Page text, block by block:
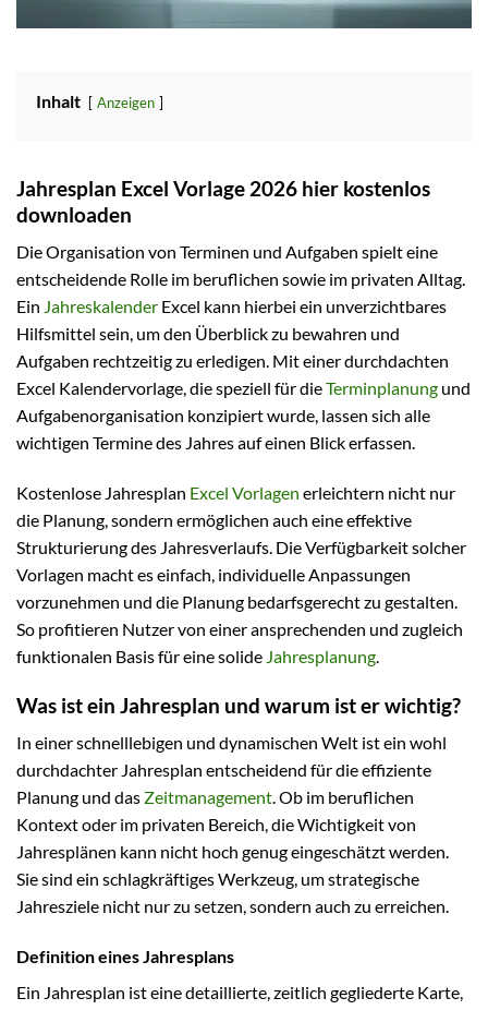
Inhalt Anzeigen
Jahresplan Excel Vorlage 2026 hier kostenlos
downloaden
Die Organisation von Terminen und Aufgaben spielt eine
entscheidende Rolle im beruflichen sowie im privaten Alltag.
Ein Jahreskalender Excel kann hierbei ein unverzichtbares
Hilfsmittel sein, um den Überblick zu bewahren und
Aufgaben rechtzeitig zu erledigen. Mit einer durchdachten
Excel Kalendervorlage, die speziell für dieTerminplanung und
Aufgabenorganisation konzipiert wurde, lassen sich alle
wichtigen Termine des Jahres auf einen Blick erfassen.
Kostenlose Jahresplan Excel Vorlagen erleichtern nicht nur
die Planung, sondern ermöglichen auch eine effektive
Strukturierung des Jahresverlaufs. Die Verfügbarkeit solcher
Vorlagen macht es einfach, individuelle Anpassungen
vorzunehmen und die Planung bedarfsgerecht zu gestalten.
So profitieren Nutzer von einer ansprechenden und zugleich
funktionalen Basis für eine solide Jahresplanung.
Was ist ein Jahresplan und warum ist er wichtig?
In einer schnelllebigen und dynamischen Welt ist ein wohl
durchdachter Jahresplan entscheidend für die effiziente
Planung und das Zeitmanagement. Ob im beruflichen
Kontext oder im privaten Bereich, die Wichtigkeit von
Jahresplänen kann nicht hoch genug eingeschätzt werden.
Sie sind ein schlagkräftiges Werkzeug, um strategische
Jahresziele nicht nur zu setzen, sondern auch zu erreichen.
Definition eines Jahresplans
Ein Jahresplan ist eine detaillierte, zeitlich gegliederte Karte,